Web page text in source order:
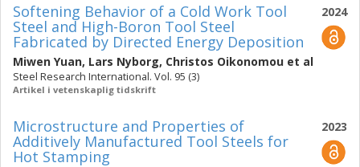
2024
Softening Behavior of a Cold Work Tool
Steel and High-Boron Tool Steel
Fabricated by Directed Energy Deposition
Miwen Yuan, Lars Nyborg, Christos Oikonomou et al
Steel Research International. Vol. 95 (3)
Artikel i vetenskaplig tidskrift
2023
Microstructure and Properties of
Additively Manufactured Tool Steels for
Hot Stamping